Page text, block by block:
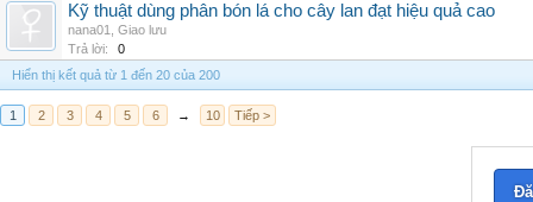
Kỹ thuật dùng phân bón lá cho cây lan đạt hiệu quả cao
nana01
Giao lưu
Trả lời:
0
Hiển thị kết quả từ 1 đến 20 của 200
1 2 3 4 5 6 → 10 Tiếp >